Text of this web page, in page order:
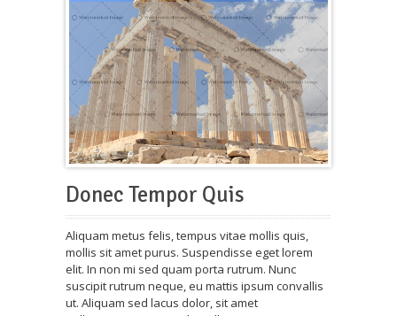
Donec Tempor Quis
Aliquam metus felis, tempus vitae mollis quis,
mollis sit amet purus. Suspendisse eget lorem
elit. In non mi sed quam porta rutrum. Nunc
suscipit rutrum neque, eu mattis ipsum convallis
ut. Aliquam sed lacus dolor, sit amet